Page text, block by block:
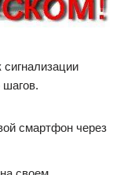
смартфон через